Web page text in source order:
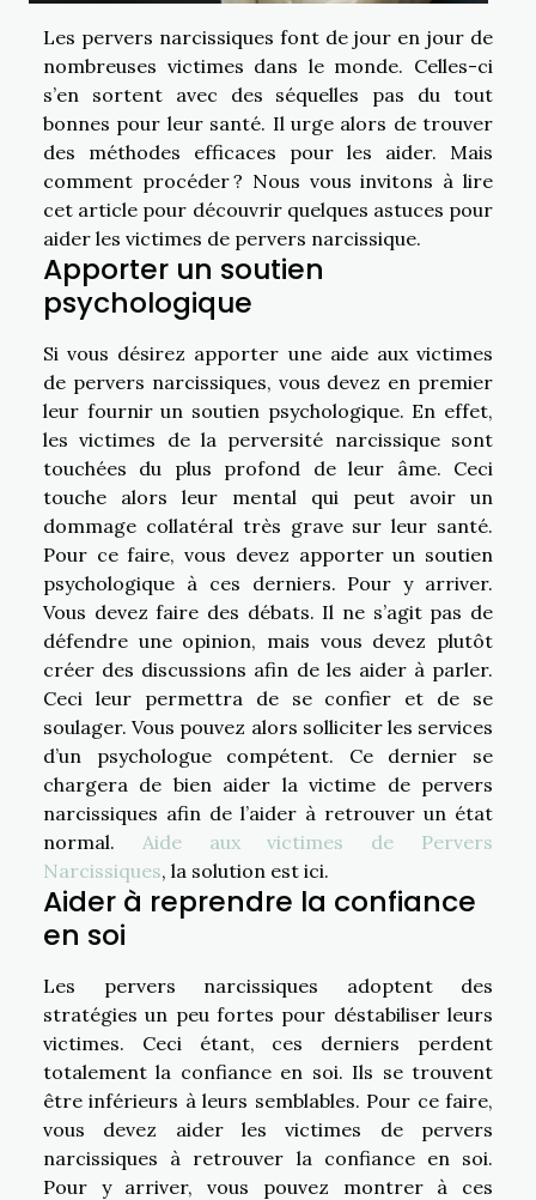
Les pervers narcissiques font de jour en jour de
nombreuses victimes dans le monde. Celles-ci
s’en sortent avec des séquelles pas du tout
bonnes pour leur santé. Il urge alors de trouver
des méthodes efficaces pour les aider. Mais
comment procéder ? Nous vous invitons à lire
cet article pour découvrir quelques astuces pour
aider les victimes de pervers narcissique.
Apporter un soutien
psychologique
Si vous désirez apporter une aide aux victimes
de pervers narcissiques, vous devez en premier
leur fournir un soutien psychologique. En effet,
les victimes de la perversité narcissique sont
touchées du plus profond de leur âme. Ceci
touche alors leur mental qui peut avoir un
dommage collatéral très grave sur leur santé.
Pour ce faire, vous devez apporter un soutien
psychologique à ces derniers. Pour y arriver.
Vous devez faire des débats. Il ne s’agit pas de
défendre une opinion, mais vous devez plutôt
créer des discussions afin de les aider à parler.
Ceci leur permettra de se confier et de se
soulager. Vous pouvez alors solliciter les services
d’un psychologue compétent. Ce dernier se
chargera de bien aider la victime de pervers
narcissiques afin de l’aider à retrouver un état
normal. Aide aux victimes de Pervers
Narcissiques, la solution est ici.
Aider à reprendre la confiance
en soi
Les pervers narcissiques adoptent des
stratégies un peu fortes pour déstabiliser leurs
victimes. Ceci étant, ces derniers perdent
totalement la confiance en soi. Ils se trouvent
être inférieurs à leurs semblables. Pour ce faire,
vous devez aider les victimes de pervers
narcissiques à retrouver la confiance en soi.
Pour y arriver, vous pouvez montrer à ces